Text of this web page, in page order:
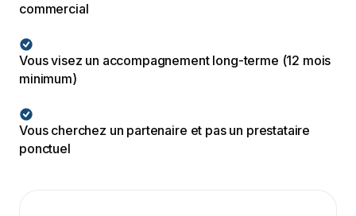
commercial
Vous visez un accompagnement long-terme (12 mois
minimum)
Vous cherchez un partenaire et pas un prestataire
ponctuel